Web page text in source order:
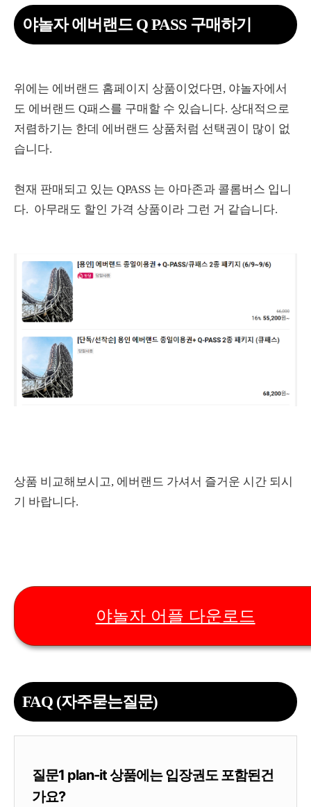
야놀자 에버랜드 Q PASS 구매하기
위에는 에버랜드 홈페이지 상품이었다면, 야놀자에서
도 에버랜드 Q패스를 구매할 수 있습니다. 상대적으로
저렴하기는 한데 에버랜드 상품처럼 선택권이 많이 없
습니다.
현재 판매되고 있는 QPASS 는 아마존과 콜롬버스 입니
다. 아무래도 할인 가격 상품이라 그런 거 같습니다.
상품 비교해보시고, 에버랜드 가셔서 즐거운 시간 되시
기 바랍니다.
야놀자 어플 다운로드
FAQ (자주묻는질문)
질문1 plan-it 상품에는 입장권도 포함된건
가요?